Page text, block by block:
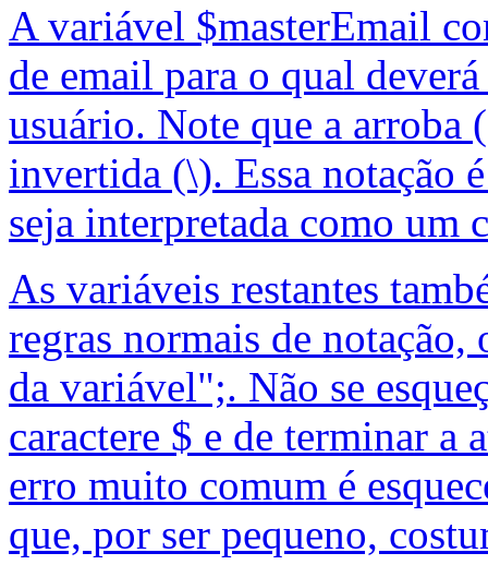
A variável $masterEmail
de email para o qual
usuário. Note que a arroba
invertida (\). Essa notação
seja interpretada como um
As variáveis restantes
regras normais de
da variável";. Não se
caractere $ e de terminar a
erro muito comum é
que, por ser pequeno,